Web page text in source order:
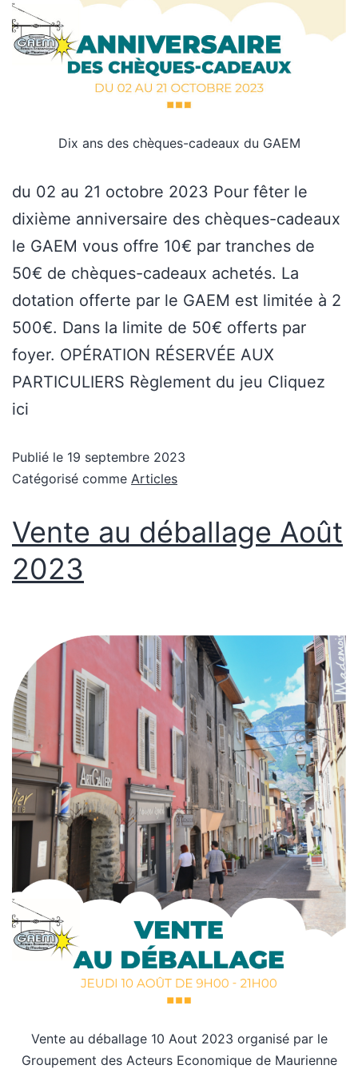
Dix ans des chèques-cadeaux du GAEM
du 02 au 21 octobre 2023 Pour fêter le
dixième anniversaire des chèques-cadeaux
le GAEM vous offre 10€ par tranches de
50€ de chèques-cadeaux achetés. La
dotation offerte par le GAEM est limitée à 2
500€. Dans la limite de 50€ offerts par
foyer. OPÉRATION RÉSERVÉE AUX
PARTICULIERS Règlement du jeu Cliquez
ici
Publié le 19 septembre 2023
Catégorisé comme Articles
Vente au déballage Août
2023
Vente au déballage 10 Aout 2023 organisé par le
Groupement des Acteurs Economique de Maurienne